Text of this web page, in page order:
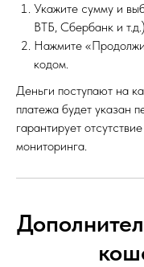
Укажите сумму и
ВТБ, Сбербанк и
Нажмите
кодом.
Деньги поступают на
платежа будет указан
гарантирует
мониторинга.